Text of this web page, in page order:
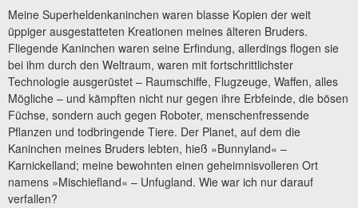
Meine Superheldenkaninchen waren blasse Kopien der weit
üppiger ausgestatteten Kreationen meines älteren Bruders.
Fliegende Kaninchen waren seine Erfindung, allerdings flogen sie
bei ihm durch den Weltraum, waren mit fortschrittlichster
Technologie ausgerüstet – Raumschiffe, Flugzeuge, Waffen, alles
Mögliche – und kämpften nicht nur gegen ihre Erbfeinde, die bösen
Füchse, sondern auch gegen Roboter, menschenfressende
Pflanzen und todbringende Tiere. Der Planet, auf dem die
Kaninchen meines Bruders lebten, hieß »Bunnyland« –
Karnickelland; meine bewohnten einen geheimnisvolleren Ort
namens »Mischiefland« – Unfugland. Wie war ich nur darauf
verfallen?